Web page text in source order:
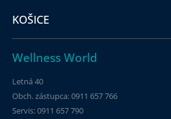
KOŠICE
Wellness World
Letná 40
Obch. zástupca: 0911 657 766
Servis: 0911 657 790​